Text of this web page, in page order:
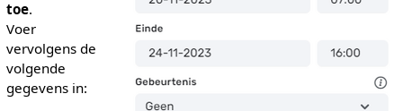
toe.
Voer
vervolgens de
volgende
gegevens in: